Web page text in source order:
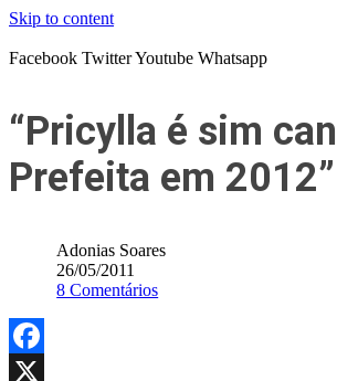
Skip to content
Facebook TwitterYoutube Whatsapp
“Pricylla é sim
Prefeita em 2012”
Adonias Soares
26/05/2011
8 Comentários
Facebook